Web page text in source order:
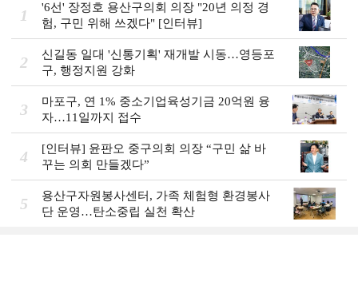
1
'6선' 장정호 용산구의회 의장 "20년 의정 경
험, 구민 위해 쓰겠다" [인터뷰]
2
신길동 일대 '신통기획' 재개발 시동…영등포
구, 행정지원 강화
3
마포구, 연 1% 중소기업육성기금 20억원 융
자…11일까지 접수
4
[인터뷰] 윤판오 중구의회 의장 “구민 삶 바
꾸는 의회 만들겠다”
5
용산구자원봉사센터, 가족 체험형 환경봉사
단 운영…탄소중립 실천 확산